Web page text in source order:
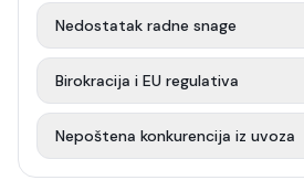
Nedostatak radne snage
Birokracija i EU regulativa
Nepoštena konkurencija iz uvoza